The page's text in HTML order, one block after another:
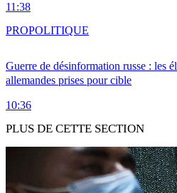
11:38
Guerre de désinformation russe : les
allemandes prises pour cible
10:36
PROPOLITIQUE
PLUS DE CETTE SECTION